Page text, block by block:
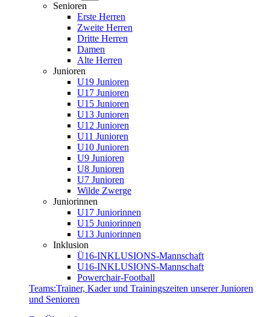
Senioren
Erste Herren
Zweite Herren
Dritte Herren
Damen
Alte Herren
Junioren
U19 Junioren
U17 Junioren
U15 Junioren
U13 Junioren
U12 Junioren
U11 Junioren
U10 Junioren
U9 Junioren
U8 Junioren
U7 Junioren
Wilde Zwerge
Juniorinnen
U17 Juniorinnen
U15 Juniorinnen
U13 Juniorinnen
Inklusion
Ü16-INKLUSIONS-Mannschaft
U16-INKLUSIONS-Mannschaft
Powerchair-Football
Teams:Trainer, Kader und Trainingszeiten unserer Junioren
und Senioren